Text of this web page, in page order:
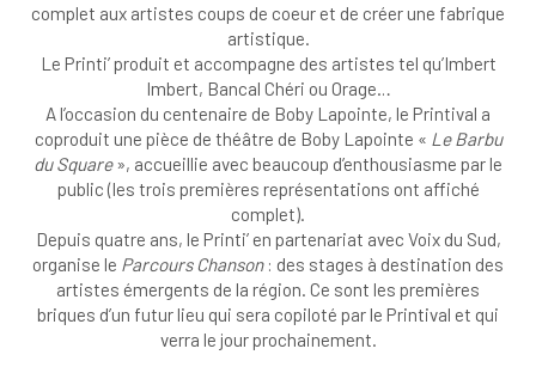
complet aux artistes coups de coeur et de créer une fabrique
artistique.
Le Printi’ produit et accompagne des artistes tel qu’Imbert
Imbert, Bancal Chéri ou Orage…
A l’occasion du centenaire de Boby Lapointe, le Printival a
coproduit une pièce de théâtre de Boby Lapointe « Le Barbu
du Square», accueillie avec beaucoup d’enthousiasme par le
public (les trois premières représentations ont affiché
complet).
Depuis quatre ans, le Printi’ en partenariat avec Voix du Sud,
organise le Parcours Chanson: des stages à destination des
artistes émergents de la région. Ce sont les premières
briques d’un futur lieu qui sera copiloté par le Printival et qui
verra le jour prochainement.